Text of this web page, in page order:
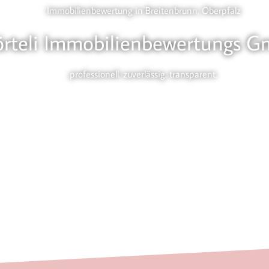
Immobilienbewertung in Breitenbrunn, Oberpfalz
Immobilienbewertungs
professionell. zuverlässig. transparent.